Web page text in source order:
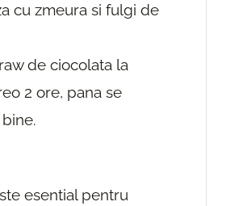
cu zmeura si fulgi de
de ciocolata la
2 ore, pana se
esential pentru